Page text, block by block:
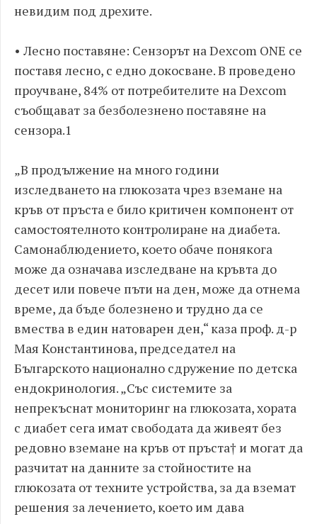
невидим под дрехите.
• Лесно поставяне: Сензорът на Dexcom ONE се
поставя лесно, с едно докосване. В проведено
проучване, 84% от потребителите на Dexcom
съобщават за безболезнено поставяне на
сензора.1
„В продължение на много години
изследването на глюкозата чрез вземане на
кръв от пръста е било критичен компонент от
самостоятелното контролиране на диабета.
Самонаблюдението, което обаче понякога
може да означава изследване на кръвта до
десет или повече пъти на ден, може да отнема
време, да бъде болезнено и трудно да се
вмества в един натоварен ден,“ каза проф. д-р
Мая Константинова, председател на
Българското национално сдружение по детска
ендокринология. „Със системите за
непрекъснат мониторинг на глюкозата, хората
с диабет сега имат свободата да живеят без
редовно вземане на кръв от пръста† и могат да
разчитат на данните за стойностите на
глюкозата от техните устройства, за да вземат
решения за лечението, което им дава